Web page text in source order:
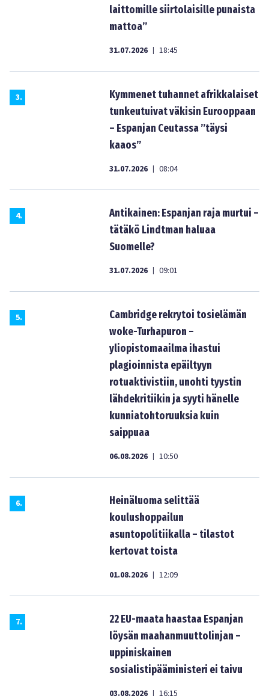
laittomille siirtolaisille punaista
mattoa”
31.07.2026 | 18:45
3.
Kymmenet tuhannet afrikkalaiset
tunkeutuivat väkisin Eurooppaan
– Espanjan Ceutassa ”täysi
kaaos”
31.07.2026 | 08:04
4.
Antikainen: Espanjan raja murtui –
tätäkö Lindtman haluaa
Suomelle?
31.07.2026 | 09:01
5.
Cambridge rekrytoi tosielämän
woke-Turhapuron –
yliopistomaailma ihastui
plagioinnista epäiltyyn
rotuaktivistiin, unohti tyystin
lähdekritiikin ja syyti hänelle
kunniatohtoruuksia kuin
saippuaa
06.08.2026 | 10:50
6.
Heinäluoma selittää
koulushoppailun
asuntopolitiikalla – tilastot
kertovat toista
01.08.2026 | 12:09
7.
22 EU-maata haastaa Espanjan
löysän maahanmuuttolinjan –
uppiniskainen
sosialistipääministeri ei taivu
03.08.2026 | 16:15